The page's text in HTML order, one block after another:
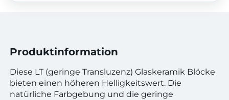
Produktinformation
Diese LT (geringe Transluzenz) Glaskeramik Blöcke
bieten einen höheren Helligkeitswert. Die
natürliche Farbgebung und die geringe